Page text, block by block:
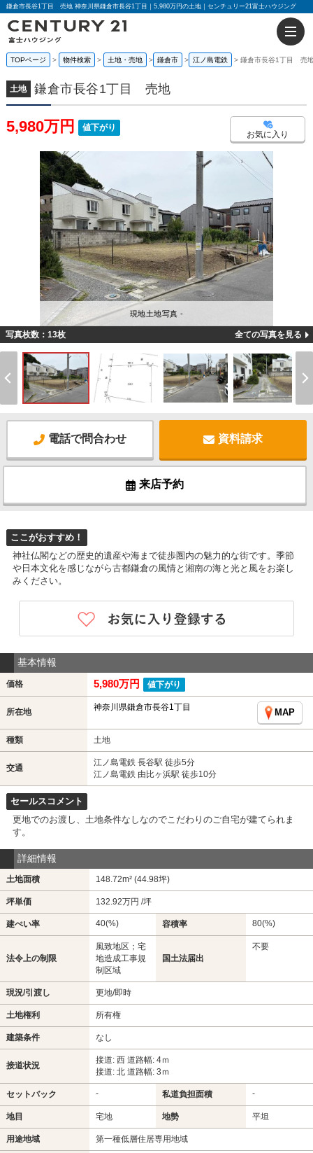
鎌倉市長谷1丁目 売地 神奈川県鎌倉市長谷1丁目｜5,980万円の土地｜センチュリー21富士ハウジング
TOPページ 物件検索 土地・売地 鎌倉市 江ノ島電鉄 鎌倉市長谷1丁目 売
土地 鎌倉市長谷1丁目 売地
5,980万円 値下がり
お気に入り
現地土地写真 -
写真枚数：13枚 全ての写真を見る
電話で問合わせ 資料請求
来店予約
ここがおすすめ！
神社仏閣などの歴史的遺産や海まで徒歩圏内の魅力的な街です。季節
や日本文化を感じながら古都鎌倉の風情と湘南の海と光と風をお楽し
みください。
基本情報
価格 5,980万円 値下がり
所在地 神奈川県鎌倉市長谷1丁目
MAP
種類 土地
交通
江ノ島電鉄 長谷駅 徒歩5分
江ノ島電鉄 由比ヶ浜駅 徒歩10分
セールスコメント
更地でのお渡し、土地条件なしなのでこだわりのご自宅が建てられま
す。
詳細情報
土地面積 148.72m² (44.98坪)
坪単価 132.92万円 /坪
建ぺい率 40(%) 容積率 80(%)
法令上の制限
風致地区；宅
地造成工事規
制区域
国土法届出
不要
現況/引渡し 更地/即時
土地権利 所有権
建築条件 なし
接道状況
接道: 西 道路幅: 4ｍ
接道: 北 道路幅: 3ｍ
セットバック - 私道負担面積 -
地目 宅地 地勢 平坦
用途地域 第一種低層住居専用地域